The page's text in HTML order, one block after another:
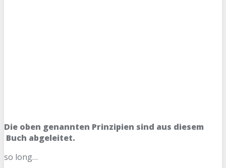
Die oben genannten Prinzipien sind aus diesem
Buch abgeleitet.
so long…